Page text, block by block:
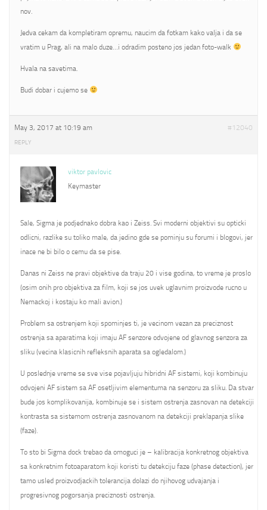
nov.
Jedva cekam da kompletiram opremu, naucim da fotkam kako valja i da se
vratim u Prag, ali na malo duze…i odradim posteno jos jedan foto-walk
Hvala na savetima.
Budi dobar i cujemo se
May 3, 2017 at 10:19 am #12040
REPLY
viktor pavlovic
Keymaster
Sale, Sigma je podjednako dobra kao i Zeiss. Svi moderni objektivi su opticki
odlicni, razlike su toliko male, da jedino gde se pominju su forumi i blogovi, jer
inace ne bi bilo o cemu da se pise.
Danas ni Zeiss ne pravi objektive da traju 20 i vise godina, to vreme je proslo
(osim onih pro objektiva za film, koji se jos uvek uglavnim proizvode rucno u
Nemackoj i kostaju ko mali avion.)
Problem sa ostrenjem koji spominjes ti, je vecinom vezan za preciznost
ostrenja sa aparatima koji imaju AF senzore odvojene od glavnog senzora za
sliku (vecina klasicnih refleksnih aparata sa ogledalom.)
U poslednje vreme se sve vise pojavljuju hibridni AF sistemi, koji kombinuju
odvojeni AF sistem sa AF osetljivim elementuma na senzoru za sliku. Da stvar
bude jos komplikovanija, kombinuje se i sistem ostrenja zasnovan na detekciji
kontrasta sa sistemom ostrenja zasnovanom na detekciji preklapanja slike
(faze).
To sto bi Sigma dock trebao da omoguci je – kalibracija konkretnog objektiva
sa konkretnim fotoaparatom koji koristi tu detekciju faze (phase detection), jer
tamo usled proizvodjackih tolerancija dolazi do njihovog udvajanja i
progresivnog pogorsanja preciznosti ostrenja.